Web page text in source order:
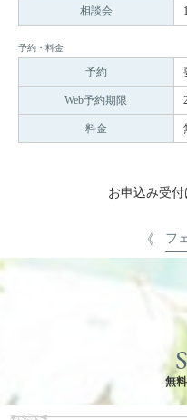
相談会
予約・料金
予約
Web予約期限
料金
お申込み受付
フ
無